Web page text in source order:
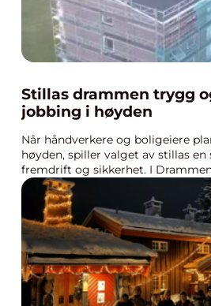
Stillas drammen trygg og effektiv
jobbing i høyden
Når håndverkere og boligeiere
høyden, spiller valget av stillas
fremdrift og sikkerhet. I